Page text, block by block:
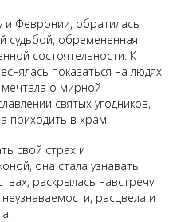
и Февронии, обратилась
судьбой, обремененная
состоятельности. К
показаться на людях
о мирной
святых угодников,
приходить в храм.
свой страх и
она стала узнавать
раскрылась навстречу
расцвела и